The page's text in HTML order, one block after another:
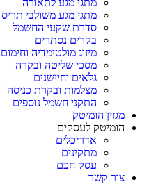
מתגי מגע לתאורה
מתגי מגע משולבי
סדרת שקעי החשמל
בקרים נסתרים
מיזוג מולטימדיה
מסכי שליטה ובקרה
גלאים וחיישנים
מצלמות ובקרת כניסה
התקני חשמל נוספים
מגזין הומיטק
הומיטק לעסקים
אדריכלים
מתקינים
עסק חכם
צור קשר